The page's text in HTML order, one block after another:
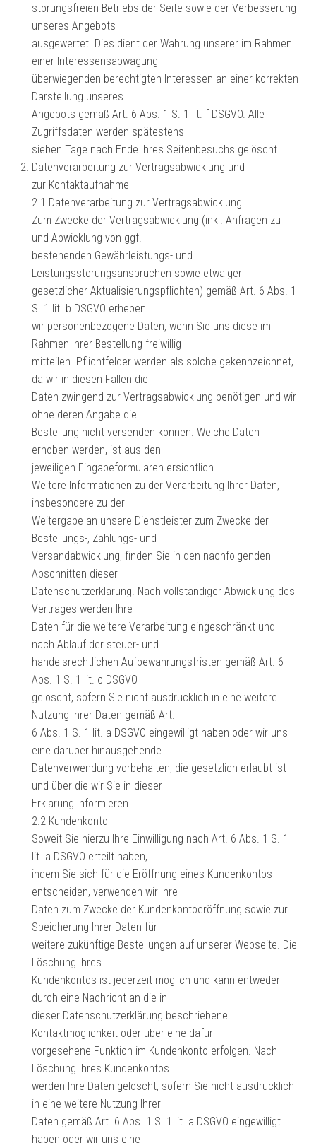
störungsfreien Betriebs der Seite sowie der Verbesserung
unseres Angebots
ausgewertet. Dies dient der Wahrung unserer im Rahmen
einer Interessensabwägung
überwiegenden berechtigten Interessen an einer korrekten
Darstellung unseres
Angebots gemäß Art. 6 Abs. 1 S. 1 lit. f DSGVO. Alle
Zugriffsdaten werden spätestens
sieben Tage nach Ende Ihres Seitenbesuchs gelöscht.
Datenverarbeitung zur Vertragsabwicklung und
zur Kontaktaufnahme
2.1 Datenverarbeitung zur Vertragsabwicklung
Zum Zwecke der Vertragsabwicklung (inkl. Anfragen zu
und Abwicklung von ggf.
bestehenden Gewährleistungs- und
Leistungsstörungsansprüchen sowie etwaiger
gesetzlicher Aktualisierungspflichten) gemäß Art. 6 Abs. 1
S. 1 lit. b DSGVO erheben
wir personenbezogene Daten, wenn Sie uns diese im
Rahmen Ihrer Bestellung freiwillig
mitteilen. Pflichtfelder werden als solche gekennzeichnet,
da wir in diesen Fällen die
Daten zwingend zur Vertragsabwicklung benötigen und wir
ohne deren Angabe die
Bestellung nicht versenden können. Welche Daten
erhoben werden, ist aus den
jeweiligen Eingabeformularen ersichtlich.
Weitere Informationen zu der Verarbeitung Ihrer Daten,
insbesondere zu der
Weitergabe an unsere Dienstleister zum Zwecke der
Bestellungs-, Zahlungs- und
Versandabwicklung, finden Sie in den nachfolgenden
Abschnitten dieser
Datenschutzerklärung. Nach vollständiger Abwicklung des
Vertrages werden Ihre
Daten für die weitere Verarbeitung eingeschränkt und
nach Ablauf der steuer- und
handelsrechtlichen Aufbewahrungsfristen gemäß Art. 6
Abs. 1 S. 1 lit. c DSGVO
gelöscht, sofern Sie nicht ausdrücklich in eine weitere
Nutzung Ihrer Daten gemäß Art.
6 Abs. 1 S. 1 lit. a DSGVO eingewilligt haben oder wir uns
eine darüber hinausgehende
Datenverwendung vorbehalten, die gesetzlich erlaubt ist
und über die wir Sie in dieser
Erklärung informieren.
2.2 Kundenkonto
Soweit Sie hierzu Ihre Einwilligung nach Art. 6 Abs. 1 S. 1
lit. a DSGVO erteilt haben,
indem Sie sich für die Eröffnung eines Kundenkontos
entscheiden, verwenden wir Ihre
Daten zum Zwecke der Kundenkontoeröffnung sowie zur
Speicherung Ihrer Daten für
weitere zukünftige Bestellungen auf unserer Webseite. Die
Löschung Ihres
Kundenkontos ist jederzeit möglich und kann entweder
durch eine Nachricht an die in
dieser Datenschutzerklärung beschriebene
Kontaktmöglichkeit oder über eine dafür
vorgesehene Funktion im Kundenkonto erfolgen. Nach
Löschung Ihres Kundenkontos
werden Ihre Daten gelöscht, sofern Sie nicht ausdrücklich
in eine weitere Nutzung Ihrer
Daten gemäß Art. 6 Abs. 1 S. 1 lit. a DSGVO eingewilligt
haben oder wir uns eine